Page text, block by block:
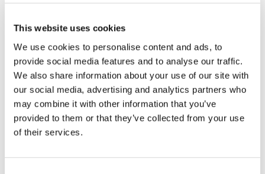
This website uses cookies
We use cookies to personalise content and ads, to
provide social media features and to analyse our traffic.
We also share information about your use of our site with
our social media, advertising and analytics partners who
may combine it with other information that you’ve
provided to them or that they’ve collected from your use
of their services.
K-FLEX NASTRI
K-FLEX AL CLAD MANUALE
D'INSTALLAZIONE
K-FLEX LISTINO PREZZI - MARZO 2022